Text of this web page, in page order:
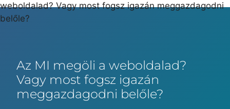
weboldalad? Vagy most fogsz igazán meggazdagodni
belőle?
Az MI megöli a weboldalad?
Vagy most fogsz igazán
meggazdagodni belőle?